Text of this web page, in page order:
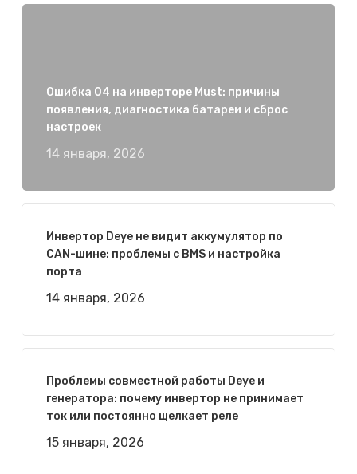
Ошибка 04 на инверторе Must: причины
появления, диагностика батареи и сброс
настроек
14 января, 2026
Инвертор Deye не видит аккумулятор по
CAN-шине: проблемы с BMS и настройка
порта
14 января, 2026
Проблемы совместной работы Deye и
генератора: почему инвертор не принимает
ток или постоянно щелкает реле
15 января, 2026